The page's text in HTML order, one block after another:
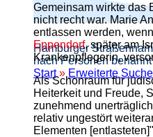
Hamburger
nach Personen benannt
Start» Erweiterte Suche
Gemeinsam wirkte das
nicht recht war. Marie
entlassen werden,
Eppendorf, später am
Krankenpflegerin,
Als Schonraum für
Heiterkeit und Freude,
zunehmend
relativ ungestört
Elementen